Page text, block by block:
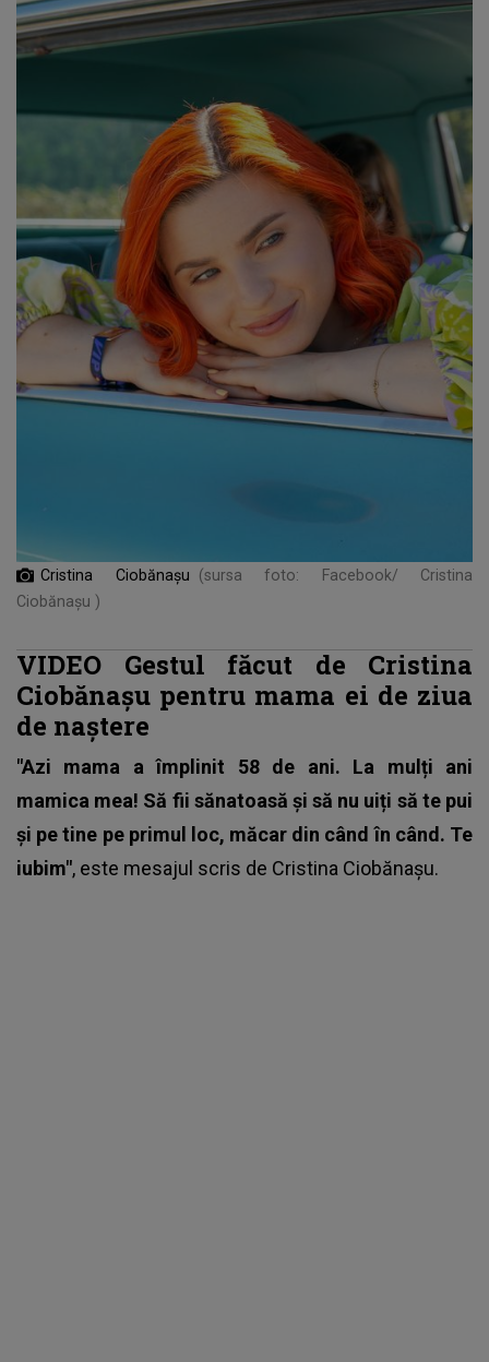
Cristina Ciobănașu
(sursa foto: Facebook/ Cristina
Ciobănașu )
VIDEO Gestul făcut de Cristina
Ciobănașu pentru mama ei de ziua
de naștere
"Azi mama a împlinit 58 de ani. La mulți ani
mamica mea! Să fii sănatoasă și să nu uiți să te pui
și pe tine pe primul loc, măcar din când în când. Te
iubim", este mesajul scris de Cristina Ciobănașu.